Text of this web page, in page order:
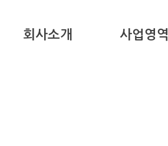
회사소개 사업영역